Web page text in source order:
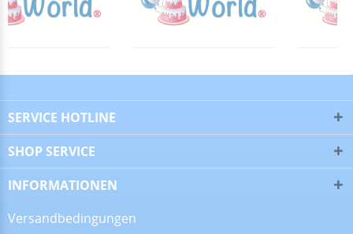
SERVICE HOTLINE
SHOP SERVICE
INFORMATIONEN
Versandbedingungen